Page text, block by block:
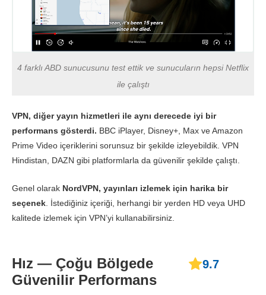
4 farklı ABD sunucusunu test ettik ve sunucuların hepsi Netflix
ile çalıştı
VPN, diğer yayın hizmetleri ile aynı derecede iyi bir
performans gösterdi. BBC iPlayer, Disney+, Max ve Amazon
Prime Video içeriklerini sorunsuz bir şekilde izleyebildik. VPN
Hindistan, DAZN gibi platformlarla da güvenilir şekilde çalıştı.
Genel olarak NordVPN, yayınları izlemek için harika bir
seçenek . İstediğiniz içeriği, herhangi bir yerden HD veya UHD
kalitede izlemek için VPN’yi kullanabilirsiniz.
Hız — Çoğu Bölgede
Güvenilir Performans
9.7